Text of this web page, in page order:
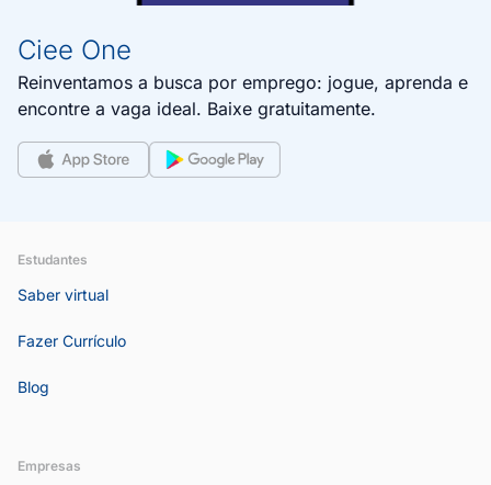
Ciee One​
Reinventamos a busca por emprego: jogue, aprenda e
encontre a vaga ideal. Baixe gratuitamente.
Estudantes
Saber virtual
Fazer Currículo
Blog
Empresas